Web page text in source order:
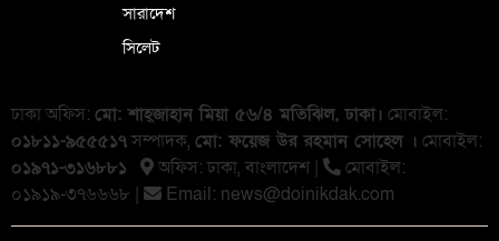
সারাদেশ
সিলেট
ঢাকা অফিস: মো: শাহ্জাহান মিয়া ৫৬/৪ মতিঝিল, ঢাকা। মোবাইল:
০১৮১১-৯৫৫৫১৭সম্পাদক, মো: ফয়েজ উর রহমান সোহেল । মোবাইল:
০১৯৭১-৩১৬৮৮১
অফিস: ঢাকা, বাংলা‌দেশ |
মোবাইল:
০১৯১৯-৩৭৬৬৬৮ |
Email: news@doinikdak.com